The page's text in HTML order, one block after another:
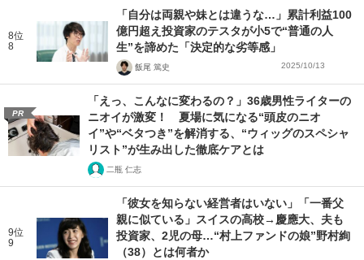
8位
8
「自分は両親や妹とは違うな…」累計利益100
億円超え投資家のテスタが小5で“普通の人
生”を諦めた「決定的な劣等感」
飯尾 篤史 2025/10/13
PR
「えっ、こんなに変わるの？」36歳男性ライターの
ニオイが激変！ 夏場に気になる“頭皮のニオ
イ”や“ベタつき”を解消する、“ウィッグのスペシャ
リスト”が生み出した徹底ケアとは
二瓶 仁志
9位
9
「彼女を知らない経営者はいない」「一番父
親に似ている」スイスの高校→慶應大、夫も
投資家、2児の母…“村上ファンドの娘”野村絢
（38）とは何者か